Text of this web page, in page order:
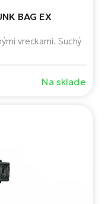
BAG EX
vreckami. Suchý
Na sklade